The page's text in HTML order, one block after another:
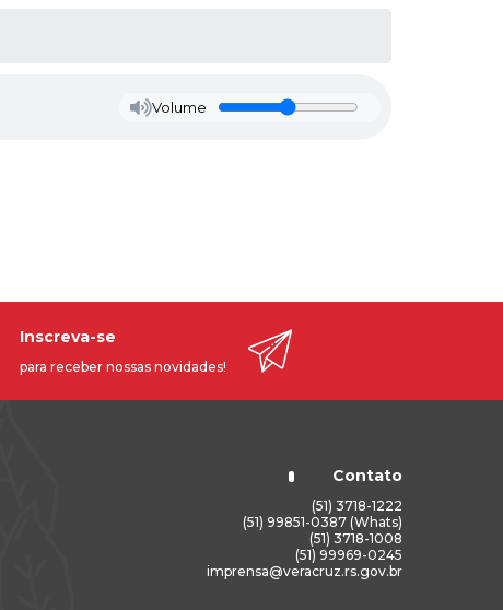
Volume
Contato
(51) 3718-1222
(51) 99851-0387 (Whats)
(51) 3718-1008
(51) 99969-0245
imprensa@veracruz.rs.gov.br
Inscreva-se
para receber nossas novidades!